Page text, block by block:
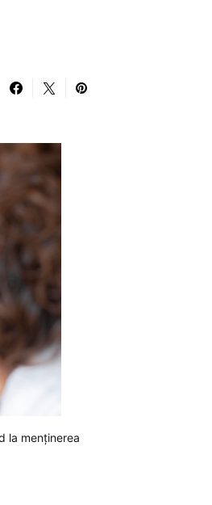
la menținerea